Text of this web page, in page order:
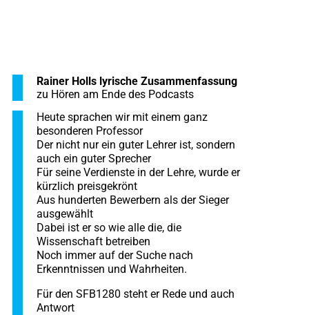
Rainer Holls lyrische Zusammenfassung
zu Hören am Ende des Podcasts
Heute sprachen wir mit einem ganz
besonderen Professor
Der nicht nur ein guter Lehrer ist, sondern
auch ein guter Sprecher
Für seine Verdienste in der Lehre, wurde er
kürzlich preisgekrönt
Aus hunderten Bewerbern als der Sieger
ausgewählt
Dabei ist er so wie alle die, die
Wissenschaft betreiben
Noch immer auf der Suche nach
Erkenntnissen und Wahrheiten.
Für den SFB1280 steht er Rede und auch
Antwort